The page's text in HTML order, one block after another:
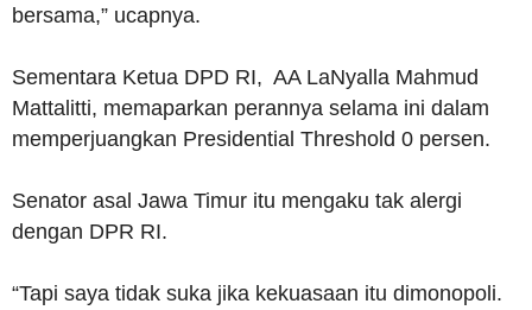
bersama,” ucapnya.
Sementara Ketua DPD RI, AA LaNyalla Mahmud
Mattalitti, memaparkan perannya selama ini dalam
memperjuangkan Presidential Threshold 0 persen.
Senator asal Jawa Timur itu mengaku tak alergi
dengan DPR RI.
“Tapi saya tidak suka jika kekuasaan itu dimonopoli.